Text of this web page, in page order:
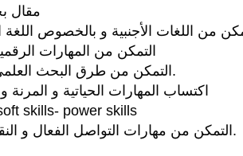
من اللغات الأجنبية و بالخصوص اللغة
التمكن من المهارات
التمكن من طرق البحث العلمي الحديثة.
اكتساب المهارات الحياتية و المرنة و
skills- power skills
التمكن من مهارات التواصل الفعال و النقد العلمي.